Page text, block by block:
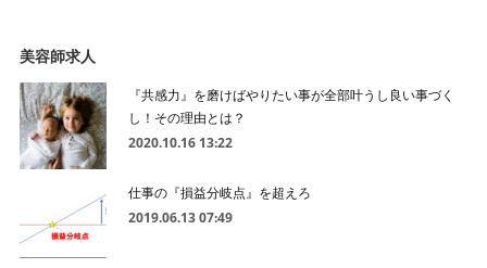
美容師求人
『共感力』を磨けばやりたい事が全部叶うし良い事づく
し！その理由とは？
2020.10.16 13:22
仕事の『損益分岐点』を超えろ
2019.06.13 07:49